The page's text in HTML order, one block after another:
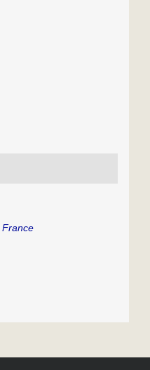
France